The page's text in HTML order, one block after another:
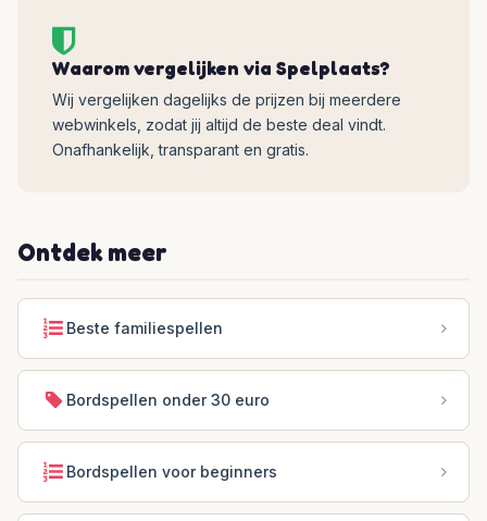
Waarom vergelijken via Spelplaats?
Wij vergelijken dagelijks de prijzen bij meerdere
webwinkels, zodat jij altijd de beste deal vindt.
Onafhankelijk, transparant en gratis.
Ontdek meer
Beste familiespellen
Bordspellen onder 30 euro
Bordspellen voor beginners